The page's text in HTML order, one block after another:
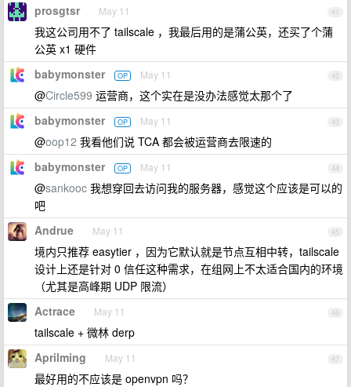
41
prosgtsr May 11
我这公司用不了 tailscale ，我最后用的是蒲公英，还买了个蒲
公英 x1 硬件
42
babymonster OP May 11
@Circle599 运营商，这个实在是没办法感觉太那个了
43
babymonster OP May 11
@oop12 我看他们说 TCA 都会被运营商去限速的
44
babymonster OP May 11
@sankooc 我想穿回去访问我的服务器，感觉这个应该是可以的
吧
45
Andrue May 11
境内只推荐 easytier ，因为它默认就是节点互相中转，tailscale
设计上还是针对 0 信任这种需求，在组网上不太适合国内的环境
（尤其是高峰期 UDP 限流）
46
Actrace May 11
tailscale + 微林 derp
47
Aprilming May 11
最好用的不应该是 openvpn 吗？